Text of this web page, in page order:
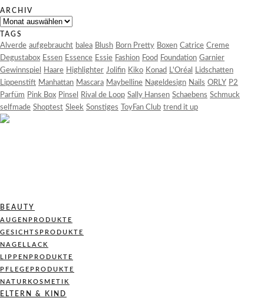
ARCHIV
Archiv
TAGS
Alverde aufgebraucht balea Blush Born Pretty Boxen Catrice Creme
Degustabox Essen Essence Essie Fashion Food Foundation Garnier
Gewinnspiel
Haare Highlighter Jolifin Kiko Konad L'Oréal
Lidschatten
Lippenstift Manhattan Mascara Maybelline Nageldesign Nails ORLY P2
Parfüm Pink Box Pinsel Rival de Loop Sally Hansen Schaebens Schmuck
selfmade Shoptest Sleek Sonstiges ToyFan Club trend it up
BEAUTY
AUGENPRODUKTE
GESICHTSPRODUKTE
NAGELLACK
LIPPENPRODUKTE
PFLEGEPRODUKTE
NATURKOSMETIK
ELTERN & KIND